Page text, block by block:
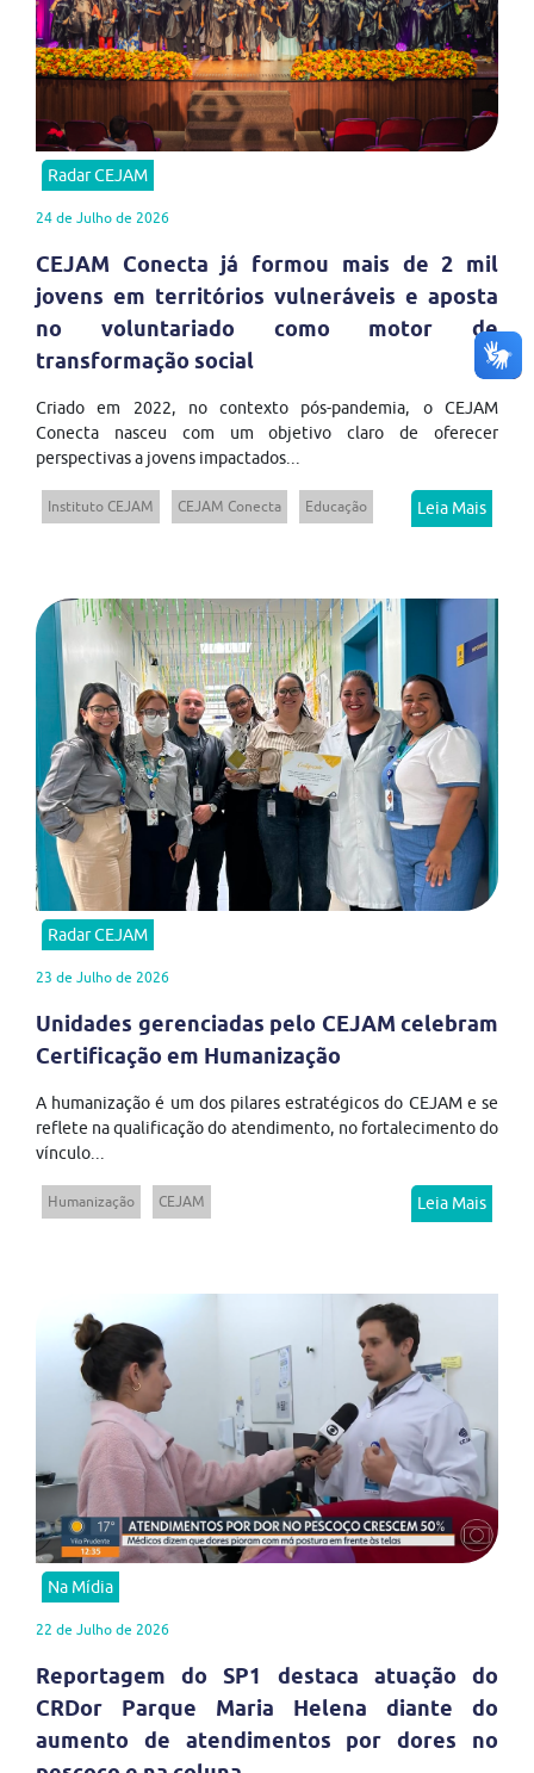
Radar CEJAM
24 de Julho de 2026
CEJAM Conecta já formou mais de 2 mil
jovens em territórios vulneráveis e aposta
no voluntariado como motor de
transformação social
Criado em 2022, no contexto pós-pandemia, o CEJAM
Conecta nasceu com um objetivo claro de oferecer
perspectivas a jovens impactados...
Instituto CEJAM CEJAM Conecta Educação Leia Mais
Radar CEJAM
23 de Julho de 2026
Unidades gerenciadas pelo CEJAM celebram
Certificação em Humanização
A humanização é um dos pilares estratégicos do CEJAM e se
reflete na qualificação do atendimento, no fortalecimento do
vínculo...
Humanização CEJAM Leia Mais
Na Mídia
22 de Julho de 2026
Reportagem do SP1 destaca atuação do
CRDor Parque Maria Helena diante do
aumento de atendimentos por dores no